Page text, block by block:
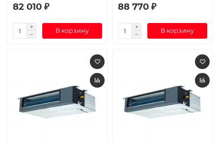
82 010 ₽
В корзину
88 770 ₽
В корзину